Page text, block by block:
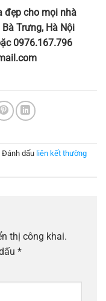
đẹp cho mọi nhà
Trưng, Hà Nội
0976.167.796
Đánh dấu liên kết thường
thị công khai.
*